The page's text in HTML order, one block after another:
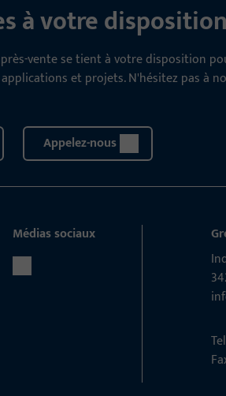
à votre
vente se tient à votre disposition
et projets. N'hésitez pas à
Appelez-nous
Médias sociaux